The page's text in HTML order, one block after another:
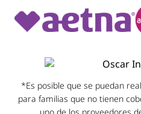
*Es posible que se puedan
para familias que no tienen